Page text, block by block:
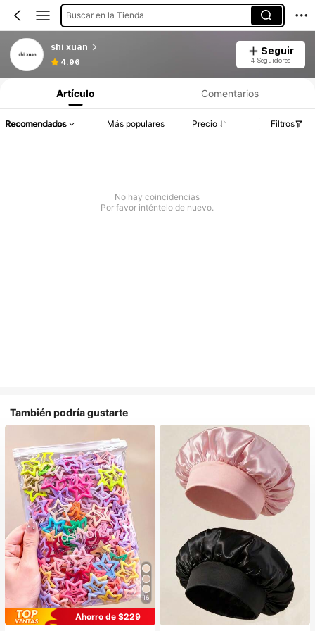
Buscar en la Tienda
shi xuan
4.96
Seguir
4 Seguidores
Artículo Comentarios
Recomendados Más populares Precio Filtros
No hay coincidencias
Por favor inténtelo de nuevo.
También podría gustarte
16
Ahorro de $229
#1 Más vendidos
en Multicolor Gorros para el pelo para mujer
Establecido hace 1 año